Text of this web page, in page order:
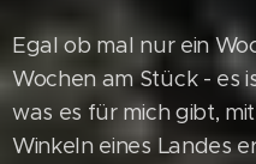
Egal ob mal nur ein
Wochen am Stück - es
was es für mich gibt,
Winkeln eines Landes